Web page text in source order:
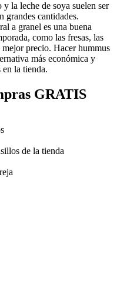
la leche de soya suelen ser
grandes cantidades.
a granel es una buena
como las fresas, las
precio. Hacer hummus
más económica y
en la tienda.
GRATIS
de la tienda